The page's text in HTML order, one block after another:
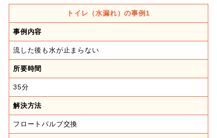
トイレ（水漏れ）の事例1
事例内容
流した後も水が止まらない
所要時間
35分
解決方法
フロートバルブ交換